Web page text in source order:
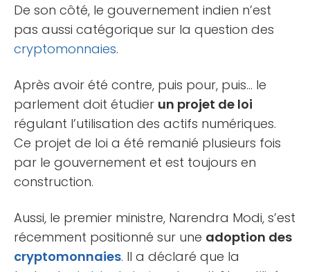
De son côté, le gouvernement indien n’est
pas aussi catégorique sur la question des
cryptomonnaies.
Après avoir été contre, puis pour, puis… le
parlement doit étudier un projet de loi
régulant l’utilisation des actifs numériques.
Ce projet de loi a été remanié plusieurs fois
par le gouvernement et est toujours en
construction.
Aussi, le premier ministre, Narendra Modi, s’est
récemment positionné sur une adoption des
cryptomonnaies. Il a déclaré que la